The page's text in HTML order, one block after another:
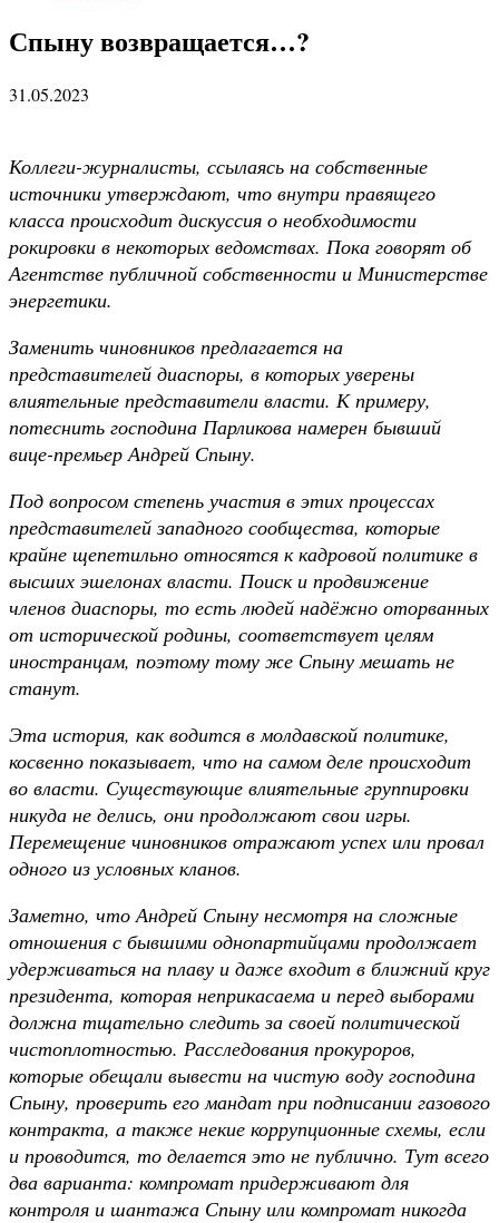
Спыну возвращается…?
31.05.2023
Коллеги-журналисты, ссылаясь на собственные
источники утверждают, что внутри правящего
класса происходит дискуссия о необходимости
рокировки в некоторых ведомствах. Пока говорят об
Агентстве публичной собственности и Министерстве
энергетики.
Заменить чиновников предлагается на
представителей диаспоры, в которых уверены
влиятельные представители власти. К примеру,
потеснить господина Парликова намерен бывший
вице-премьер Андрей Спыну.
Под вопросом степень участия в этих процессах
представителей западного сообщества, которые
крайне щепетильно относятся к кадровой политике в
высших эшелонах власти. Поиск и продвижение
членов диаспоры, то есть людей надёжно оторванных
от исторической родины, соответствует целям
иностранцам, поэтому тому же Спыну мешать не
станут.
Эта история, как водится в молдавской политике,
косвенно показывает, что на самом деле происходит
во власти. Существующие влиятельные группировки
никуда не делись, они продолжают свои игры.
Перемещение чиновников отражают успех или провал
одного из условных кланов.
Заметно, что Андрей Спыну несмотря на сложные
отношения с бывшими однопартийцами продолжает
удерживаться на плаву и даже входит в ближний круг
президента, которая неприкасаема и перед выборами
должна тщательно следить за своей политической
чистоплотностью. Расследования прокуроров,
которые обещали вывести на чистую воду господина
Спыну, проверить его мандат при подписании газового
контракта, а также некие коррупционные схемы, если
и проводится, то делается это не публично. Тут всего
два варианта: компромат придерживают для
контроля и шантажа Спыну или компромат никогда